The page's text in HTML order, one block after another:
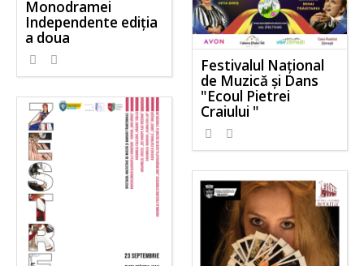
Festivalul Național
de Muzică și Dans
"Ecoul Pietrei
Craiului "
Monodramei
Independente ediția
a doua